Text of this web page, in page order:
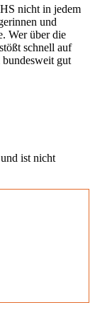
nicht in jedem
und
Wer über die
schnell auf
gut
ist nicht